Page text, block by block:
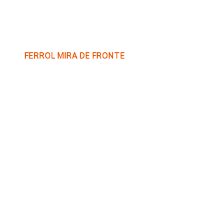
FERROL MIRA DE FRONTE